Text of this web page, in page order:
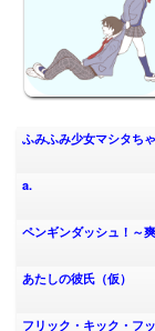
ふみふみ少女マシタち
a.
ペンギンダッシュ！～
あたしの彼氏（仮）
フリック・キック・フ